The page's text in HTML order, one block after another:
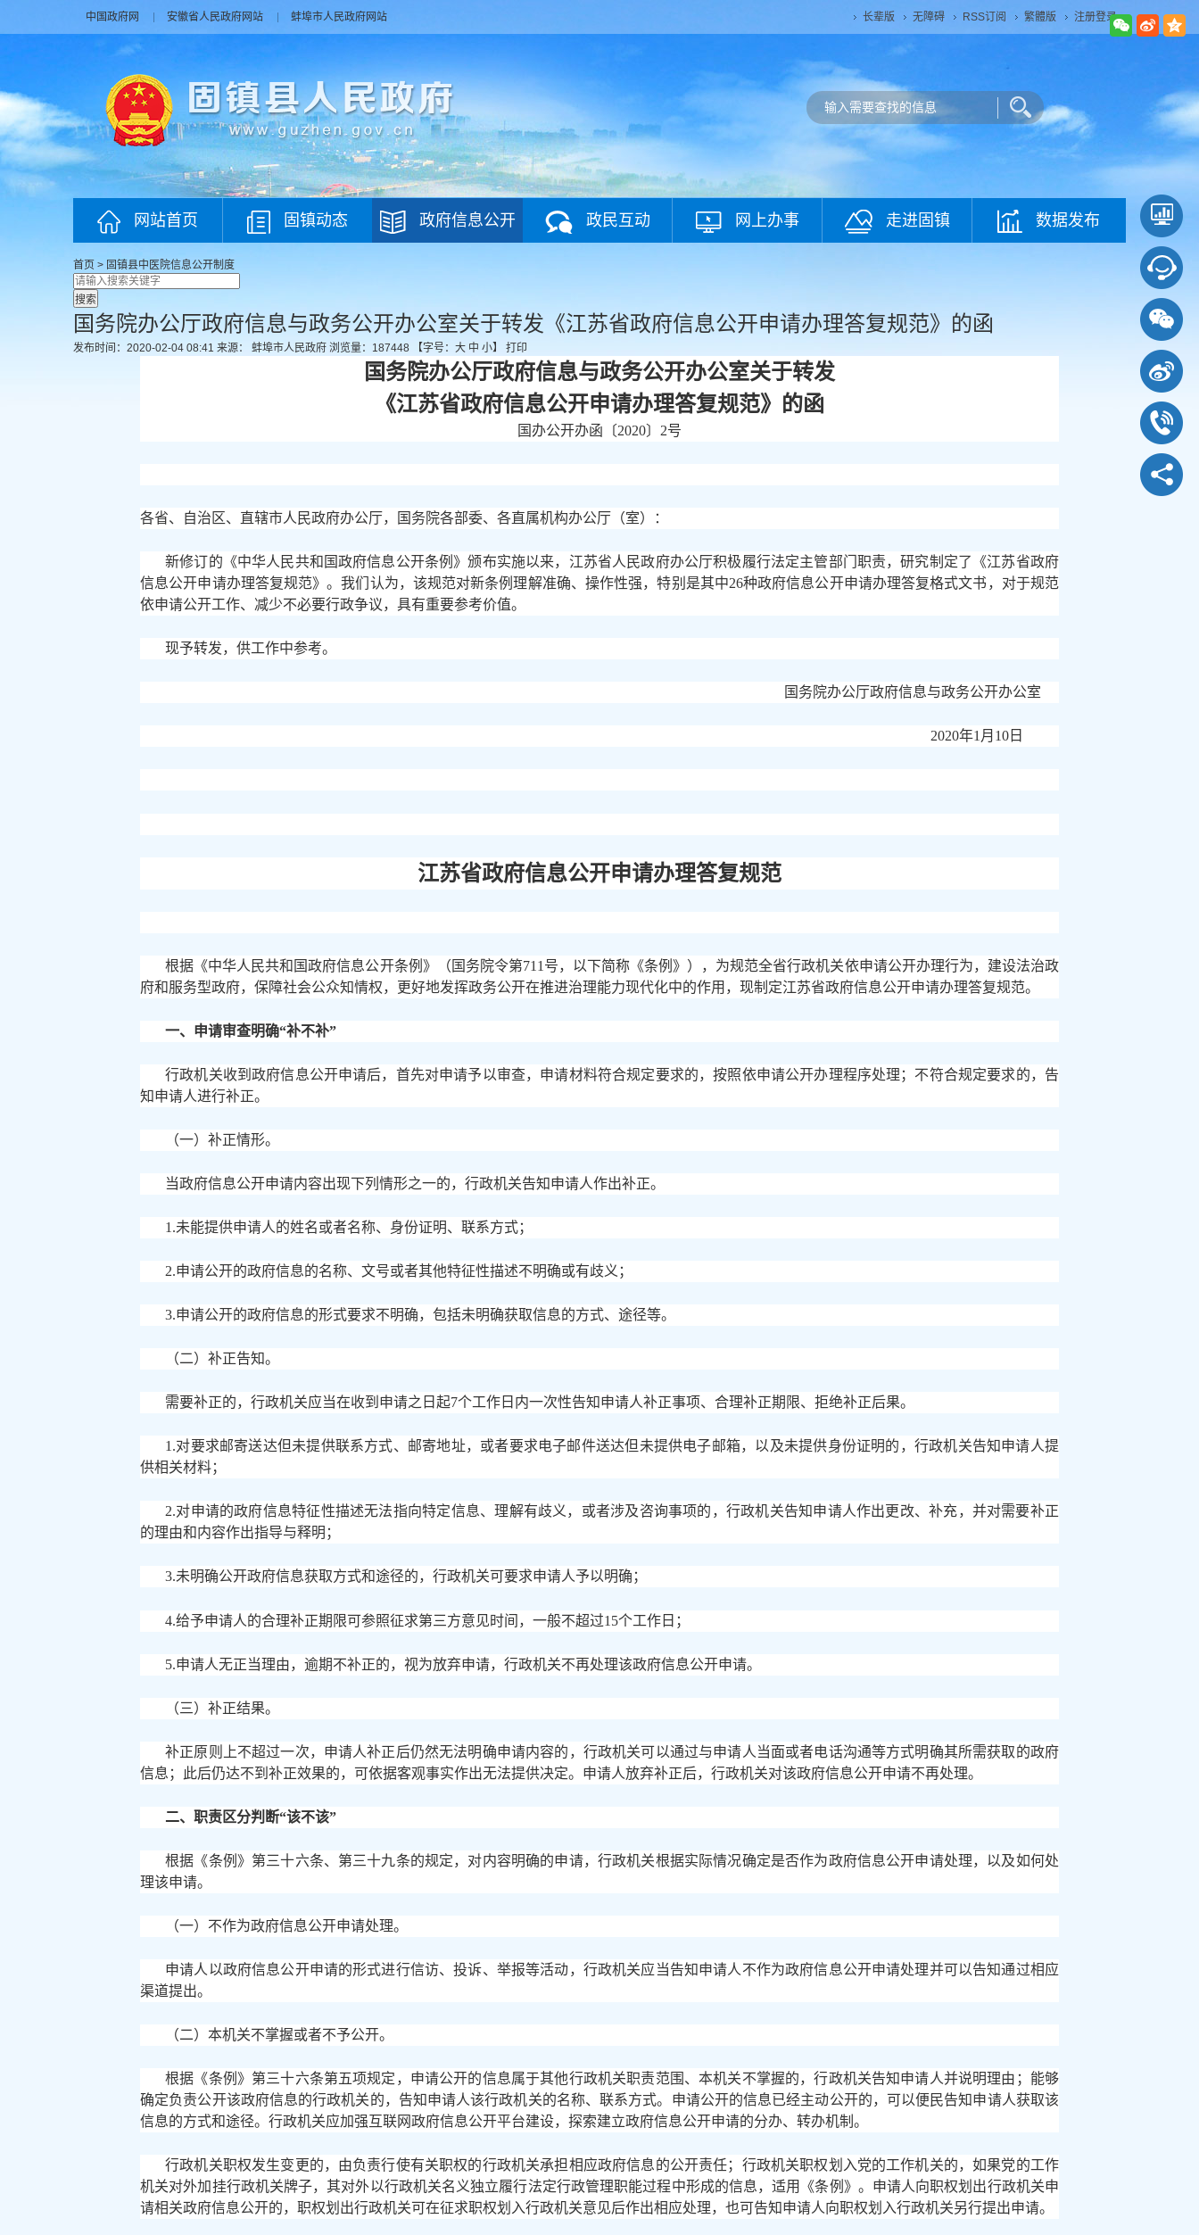
中国政府网 安徽省人民政府网站 蚌埠市人民政府网站 长辈版 无障碍 RSS订阅 繁體版 注册登录
网站首页 固镇动态 政府信息公开 政民互动 网上办事 走进固镇 数据发布
首页 > 固镇县中医院信息公开制度
国务院办公厅政府信息与政务公开办公室关于转发《江苏省政府信息公开申请办理答复规范》的函
发布时间：2020-02-04 08:41 来源： 蚌埠市人民政府 浏览量： 187448 【字号： 大 中 小】 打印
国务院办公厅政府信息与政务公开办公室关于转发
《江苏省政府信息公开申请办理答复规范》的函
国办公开办函〔2020〕2号
各省、自治区、直辖市人民政府办公厅，国务院各部委、各直属机构办公厅（室）：
新修订的《中华人民共和国政府信息公开条例》颁布实施以来，江苏省人民政府办公厅积极履行法定主管部门职责，研究制定了《江苏省政府
信息公开申请办理答复规范》。我们认为，该规范对新条例理解准确、操作性强，特别是其中26种政府信息公开申请办理答复格式文书，对于规范
依申请公开工作、减少不必要行政争议，具有重要参考价值。
现予转发，供工作中参考。
国务院办公厅政府信息与政务公开办公室
2020年1月10日
江苏省政府信息公开申请办理答复规范
根据《中华人民共和国政府信息公开条例》（国务院令第711号，以下简称《条例》），为规范全省行政机关依申请公开办理行为，建设法治政
府和服务型政府，保障社会公众知情权，更好地发挥政务公开在推进治理能力现代化中的作用，现制定江苏省政府信息公开申请办理答复规范。
一、申请审查明确“补不补”
行政机关收到政府信息公开申请后，首先对申请予以审查，申请材料符合规定要求的，按照依申请公开办理程序处理；不符合规定要求的，告
知申请人进行补正。
（一）补正情形。
当政府信息公开申请内容出现下列情形之一的，行政机关告知申请人作出补正。
1.未能提供申请人的姓名或者名称、身份证明、联系方式；
2.申请公开的政府信息的名称、文号或者其他特征性描述不明确或有歧义；
3.申请公开的政府信息的形式要求不明确，包括未明确获取信息的方式、途径等。
（二）补正告知。
需要补正的，行政机关应当在收到申请之日起7个工作日内一次性告知申请人补正事项、合理补正期限、拒绝补正后果。
1.对要求邮寄送达但未提供联系方式、邮寄地址，或者要求电子邮件送达但未提供电子邮箱，以及未提供身份证明的，行政机关告知申请人提
供相关材料；
2.对申请的政府信息特征性描述无法指向特定信息、理解有歧义，或者涉及咨询事项的，行政机关告知申请人作出更改、补充，并对需要补正
的理由和内容作出指导与释明；
3.未明确公开政府信息获取方式和途径的，行政机关可要求申请人予以明确；
4.给予申请人的合理补正期限可参照征求第三方意见时间，一般不超过15个工作日；
5.申请人无正当理由，逾期不补正的，视为放弃申请，行政机关不再处理该政府信息公开申请。
（三）补正结果。
补正原则上不超过一次，申请人补正后仍然无法明确申请内容的，行政机关可以通过与申请人当面或者电话沟通等方式明确其所需获取的政府
信息；此后仍达不到补正效果的，可依据客观事实作出无法提供决定。申请人放弃补正后，行政机关对该政府信息公开申请不再处理。
二、职责区分判断“该不该”
根据《条例》第三十六条、第三十九条的规定，对内容明确的申请，行政机关根据实际情况确定是否作为政府信息公开申请处理，以及如何处
理该申请。
（一）不作为政府信息公开申请处理。
申请人以政府信息公开申请的形式进行信访、投诉、举报等活动，行政机关应当告知申请人不作为政府信息公开申请处理并可以告知通过相应
渠道提出。
（二）本机关不掌握或者不予公开。
根据《条例》第三十六条第五项规定，申请公开的信息属于其他行政机关职责范围、本机关不掌握的，行政机关告知申请人并说明理由；能够
确定负责公开该政府信息的行政机关的，告知申请人该行政机关的名称、联系方式。申请公开的信息已经主动公开的，可以便民告知申请人获取该
信息的方式和途径。行政机关应加强互联网政府信息公开平台建设，探索建立政府信息公开申请的分办、转办机制。
行政机关职权发生变更的，由负责行使有关职权的行政机关承担相应政府信息的公开责任；行政机关职权划入党的工作机关的，如果党的工作
机关对外加挂行政机关牌子，其对外以行政机关名义独立履行法定行政管理职能过程中形成的信息，适用《条例》。申请人向职权划出行政机关申
请相关政府信息公开的，职权划出行政机关可在征求职权划入行政机关意见后作出相应处理，也可告知申请人向职权划入行政机关另行提出申请。